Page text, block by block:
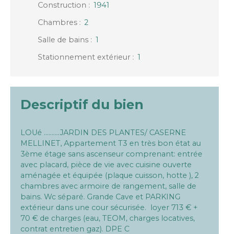
Construction : 1941
Chambres : 2
Salle de bains : 1
Stationnement extérieur : 1
Descriptif du bien
LOUé ..........JARDIN DES PLANTES/ CASERNE
MELLINET, Appartement T3 en très bon état au
3ème étage sans ascenseur comprenant: entrée
avec placard, pièce de vie avec cuisine ouverte
aménagée et équipée (plaque cuisson, hotte ), 2
chambres avec armoire de rangement, salle de
bains. Wc séparé. Grande Cave et PARKING
extérieur dans une cour sécurisée. loyer 713 € +
70 € de charges (eau, TEOM, charges locatives,
contrat entretien gaz). DPE C